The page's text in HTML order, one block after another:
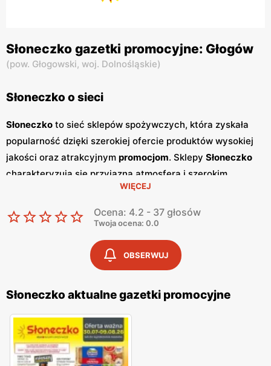
Słoneczko gazetki promocyjne: Głogów
(pow. Głogowski, woj. Dolnośląskie)
Słoneczko o sieci
Słoneczko to sieć sklepów spożywczych, która zyskała
popularność dzięki szerokiej ofercie produktów wysokiej
jakości oraz atrakcyjnym promocjom. Sklepy Słoneczko
charakteryzują się przyjazną atmosferą i szerokim
asortymentem, który zaspokaja potrzeby codziennych
zakupów. Sieć ta przyciąga klientów, oferując zarówno
produkty spożywcze, jak i artykuły gospodarstwa
domowego, w przystępnychniskich cenach
gazetki promocyjnesą dostępne co dwa
tygodnie i zawierają informacje o najnowszych
promocjach
oraz wyprzedażach. Dzięki nim klienci mogą
śledzić aktualne oferty i korzystać z atrakcyjnych cen na
wiele produktów.Gazetkite są dostępne w sklepach oraz
online, co ułatwia planowanie zakupów.
szczególnie dba o wysoką jakość oferowanych produktów,
WIĘCEJ
Ocena: 4.2 - 37 głosów
Twoja ocena: 0.0
OBSERWUJ
Słoneczko aktualne gazetki promocyjne